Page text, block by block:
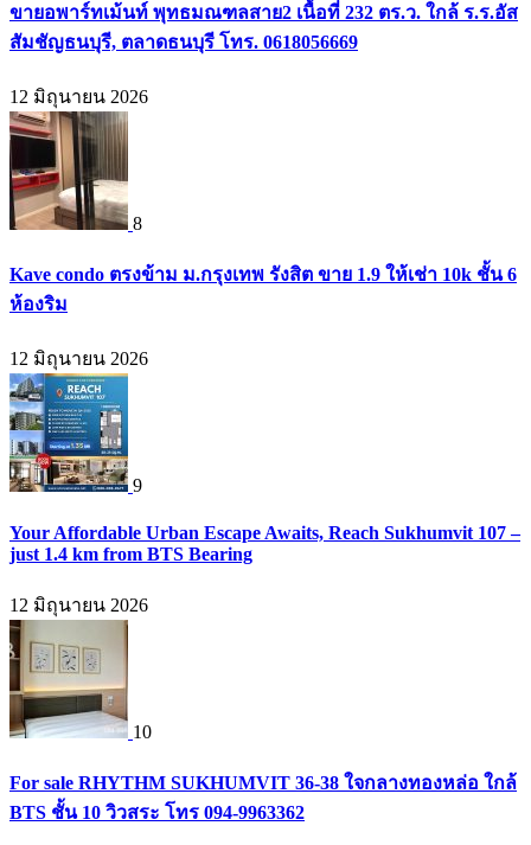
ขายอพาร์ทเม้นท์ พุทธมณฑลสาย2 เนื้อที่ 232 ตร.ว. ใกล้ ร.ร.อัส
สัมชัญธนบุรี, ตลาดธนบุรี โทร. 0618056669
12 มิถุนายน 2026
8
Kave condo ตรงข้าม ม.กรุงเทพ รังสิต ขาย 1.9 ให้เช่า 10k ชั้น 6
ห้องริม
12 มิถุนายน 2026
9
Your Affordable Urban Escape Awaits, Reach Sukhumvit 107 –
just 1.4 km from BTS Bearing
12 มิถุนายน 2026
10
For sale RHYTHM SUKHUMVIT 36-38 ใจกลางทองหล่อ ใกล้
BTS ชั้น 10 วิวสระ โทร 094-9963362